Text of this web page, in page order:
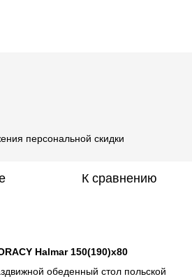
персональной скидки
К сравнению
Halmar 150(190)x80
обеденный стол польской